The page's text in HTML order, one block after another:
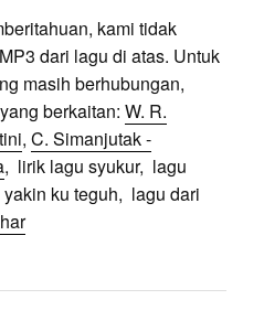
kami tidak
dari lagu di atas. Untuk
masih berhubungan,
berkaitan: W. R.
, C. Simanjutak -
, lirik lagu syukur, lagu
ku teguh, lagu dari